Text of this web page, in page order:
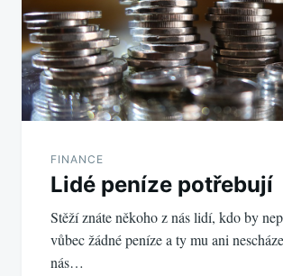
FINANCE
Lidé peníze potřebují
Stěží znáte někoho z nás lidí, kdo by
vůbec žádné peníze a ty mu ani
nás…